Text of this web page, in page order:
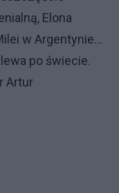
Elona
w Argentynie...
po świecie.
Artur